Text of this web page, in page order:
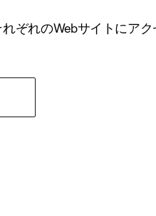
ぞれのWebサイトにア